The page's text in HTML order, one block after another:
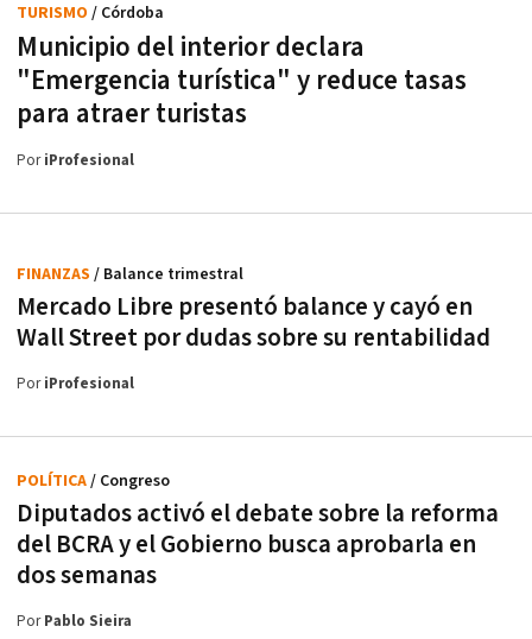
Municipio del interior declara
"Emergencia turística" y reduce tasas
para atraer turistas
TURISMO / Córdoba
PoriProfesional
Mercado Libre presentó balance y cayó en
Wall Street por dudas sobre su rentabilidad
FINANZAS / Balance trimestral
PoriProfesional
Diputados activó el debate sobre la reforma
del BCRA y el Gobierno busca aprobarla en
dos semanas
POLÍTICA/ Congreso
PorPablo Sieira